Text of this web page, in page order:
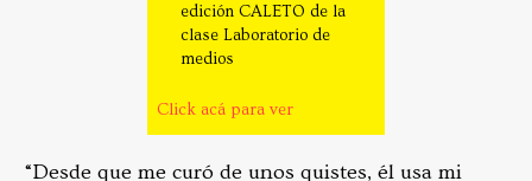
edición CALETO de la
clase Laboratorio de
medios
Click acá para ver
“Desde que me curó de unos quistes, él usa mi